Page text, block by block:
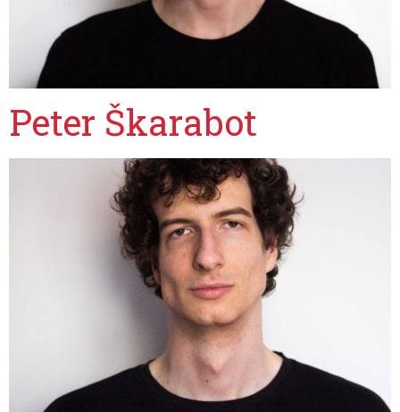
Peter Škarabot